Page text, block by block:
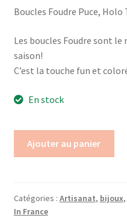
Boucles Foudre Puce, Holo
Les boucles Foudre sont
saison!
C’est la touche fun et
En stock
Ajouter au panier
Catégories : Artisanat, bijoux,
In France